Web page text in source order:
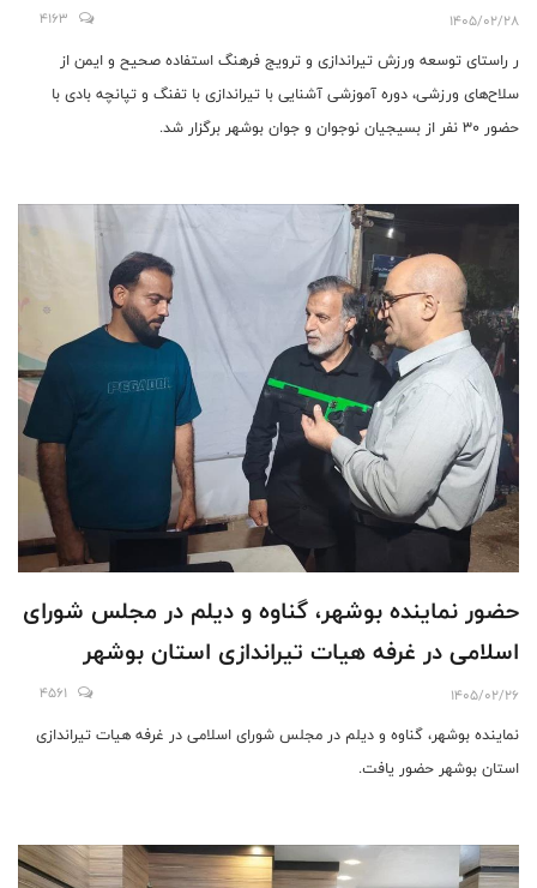
1405/02/28
4163
ر راستای توسعه ورزش تیراندازی و ترویج فرهنگ استفاده صحیح و ایمن از
سلاح‌های ورزشی، دوره آموزشی آشنایی با تیراندازی با تفنگ و تپانچه بادی با
حضور ۳۰ نفر از بسیجیان نوجوان و جوان بوشهر برگزار شد.
حضور نماینده بوشهر، گناوه و دیلم در مجلس شورای
اسلامی در غرفه هیات تیراندازی استان بوشهر
1405/02/26
4561
نماینده بوشهر، گناوه و دیلم در مجلس شورای اسلامی در غرفه هیات تیراندازی
استان بوشهر حضور یافت.